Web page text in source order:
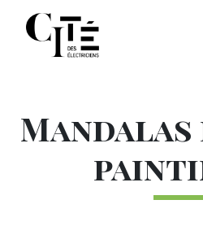
Mandalas
Panneau de gestion des cookies